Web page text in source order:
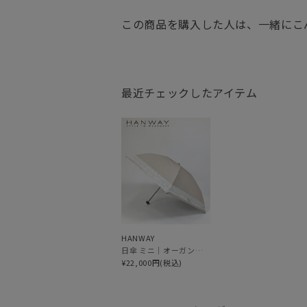
この商品を購入した人は、一緒に
最近チェックしたアイテム
HANWAY
日傘 ミニ｜オーガンジー＆マーガレット刺繍 [HANWAY]
¥22,000円(税込)